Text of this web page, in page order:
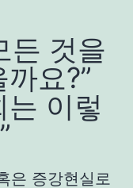
든 것을
요?”
이렇
은 증강현실로